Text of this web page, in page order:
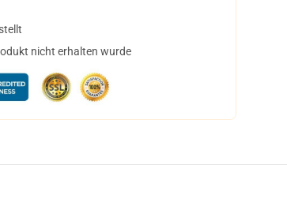
nicht erhalten wurde